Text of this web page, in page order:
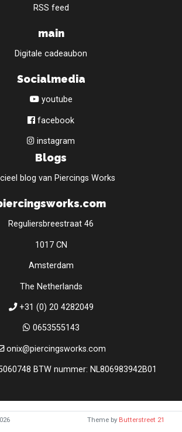
RSS feed
main
Digitale cadeaubon
Socialmedia
youtube
facebook
instagram
Blogs
blog van Piercings Works
Reguliersbreestraat 46
1017 CN
Amsterdam
The Netherlands
+31 (0) 20 4282049
0653555143
onix@piercingsworks.com
BTW nummer: NL806983942B01
Theme by Butterstreet 21